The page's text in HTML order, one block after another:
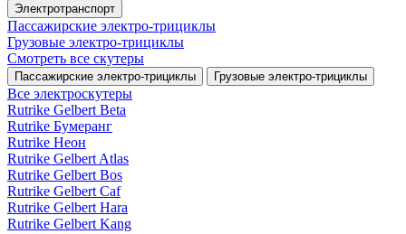
Электротранспорт
Пассажирские электро‑трициклы
Грузовые электро‑трициклы
Смотреть все скутеры
Пассажирские электро‑трициклы Грузовые электро‑трициклы
Все электро­скутеры
Rutrike Gelbert Beta
Rutrike Бумеранг
Rutrike Неон
Rutrike Gelbert Atlas
Rutrike Gelbert Bos
Rutrike Gelbert Caf
Rutrike Gelbert Hara
Rutrike Gelbert Kang